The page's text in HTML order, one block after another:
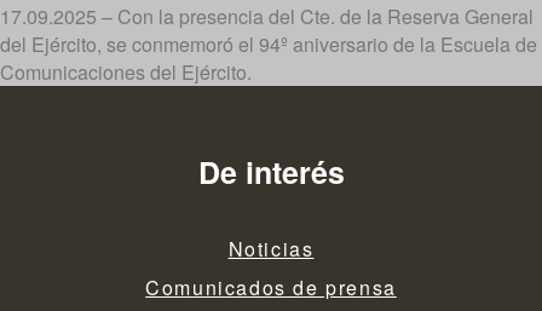
17.09.2025 – Con la presencia del Cte. de la Reserva General
del Ejército, se conmemoró el 94º aniversario de la Escuela de
Comunicaciones del Ejército.
De interés
Noticias
Comunicados de prensa